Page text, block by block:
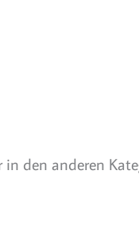
den anderen